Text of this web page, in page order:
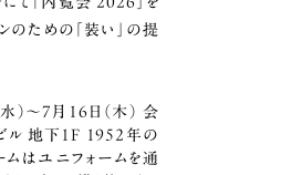
のための「装い」の提
）～7月16日（木） 会
ル 地下1F 1952年の
はユニフォームを通